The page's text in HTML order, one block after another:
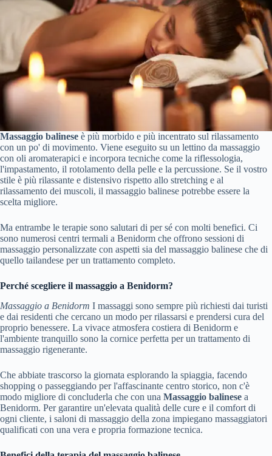
Massaggio balinese è più morbido e più incentrato sul rilassamento
con un po' di movimento. Viene eseguito su un lettino da massaggio
con oli aromaterapici e incorpora tecniche come la riflessologia,
l'impastamento, il rotolamento della pelle e la percussione. Se il vostro
stile è più rilassante e distensivo rispetto allo stretching e al
rilassamento dei muscoli, il massaggio balinese potrebbe essere la
scelta migliore.
Ma entrambe le terapie sono salutari di per sé con molti benefici. Ci
sono numerosi centri termali a Benidorm che offrono sessioni di
massaggio personalizzate con aspetti sia del massaggio balinese che di
quello tailandese per un trattamento completo.
Perché scegliere il massaggio a Benidorm?
Massaggio a Benidorm I massaggi sono sempre più richiesti dai turisti
e dai residenti che cercano un modo per rilassarsi e prendersi cura del
proprio benessere. La vivace atmosfera costiera di Benidorm e
l'ambiente tranquillo sono la cornice perfetta per un trattamento di
massaggio rigenerante.
Che abbiate trascorso la giornata esplorando la spiaggia, facendo
shopping o passeggiando per l'affascinante centro storico, non c'è
modo migliore di concluderla che con una Massaggio balinese a
Benidorm. Per garantire un'elevata qualità delle cure e il comfort di
ogni cliente, i saloni di massaggio della zona impiegano massaggiatori
qualificati con una vera e propria formazione tecnica.